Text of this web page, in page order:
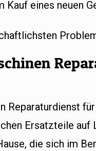
eines neuen
Reparaturdienst
Ersatzteile auf
die sich im